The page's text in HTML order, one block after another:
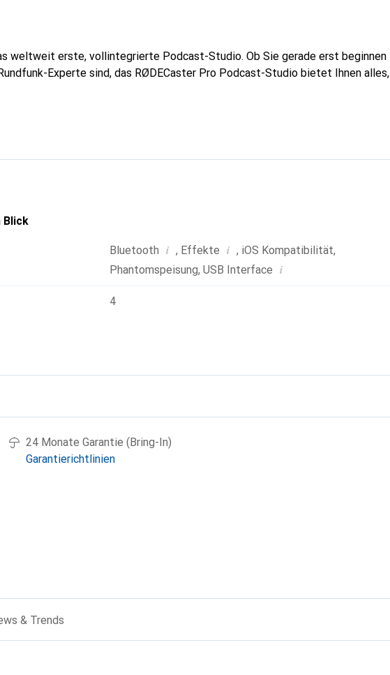
weltweit erste, vollintegrierte Podcast-Studio. Ob Sie gerade erst beginnen
Experte sind, das RØDECaster Pro Podcast-Studio bietet Ihnen alles,
Blick
Bluetooth i , Effekte i , iOS Kompatibilität,
Phantomspeisung, USB Interface i
4
24 Monate Garantie (Bring-In)
Garantierichtlinien
& Trends